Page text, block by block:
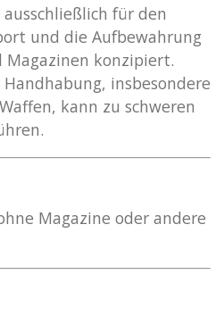
für den
und die Aufbewahrung
Magazinen konzipiert.
insbesondere
kann zu schweren
Magazine oder andere